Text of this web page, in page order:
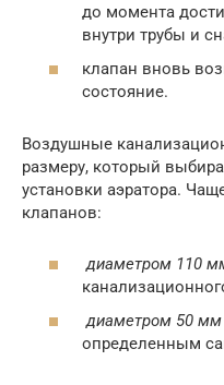
до момента
внутри трубы и
клапан вновь
состояние.
Воздушные
размеру, который
установки аэратора.
клапанов:
диаметром 110
диаметром 50 мм
определенным